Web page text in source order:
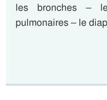
les bronches –
pulmonaires – le